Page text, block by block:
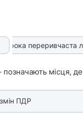
переривчаста
позначають місця,
змін ПДР